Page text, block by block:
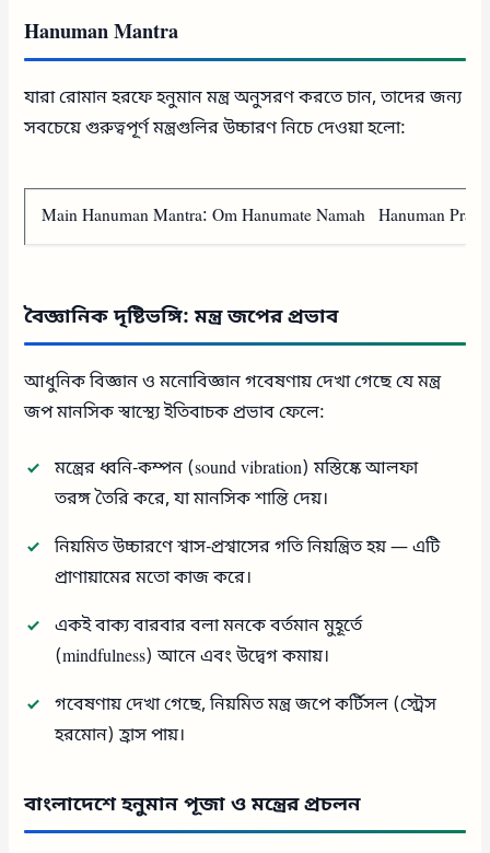
Hanuman Mantra
যারা রোমান হরফে হনুমান মন্ত্র অনুসরণ করতে চান, তাদের জন্য
সবচেয়ে গুরুত্বপূর্ণ মন্ত্রগুলির উচ্চারণ নিচে দেওয়া হলো:
Main Hanuman Mantra: Om Hanumate Namah Hanuman
বৈজ্ঞানিক দৃষ্টিভঙ্গি: মন্ত্র জপের প্রভাব
আধুনিক বিজ্ঞান ও মনোবিজ্ঞান গবেষণায় দেখা গেছে যে মন্ত্র
জপ মানসিক স্বাস্থ্যে ইতিবাচক প্রভাব ফেলে:
মন্ত্রের ধ্বনি-কম্পন (sound vibration) মস্তিষ্কে আলফা
তরঙ্গ তৈরি করে, যা মানসিক শান্তি দেয়।
নিয়মিত উচ্চারণে শ্বাস-প্রশ্বাসের গতি নিয়ন্ত্রিত হয় — এটি
প্রাণায়ামের মতো কাজ করে।
একই বাক্য বারবার বলা মনকে বর্তমান মুহূর্তে
(mindfulness) আনে এবং উদ্বেগ কমায়।
গবেষণায় দেখা গেছে, নিয়মিত মন্ত্র জপে কর্টিসল (স্ট্রেস
হরমোন) হ্রাস পায়।
বাংলাদেশে হনুমান পূজা ও মন্ত্রের প্রচলন